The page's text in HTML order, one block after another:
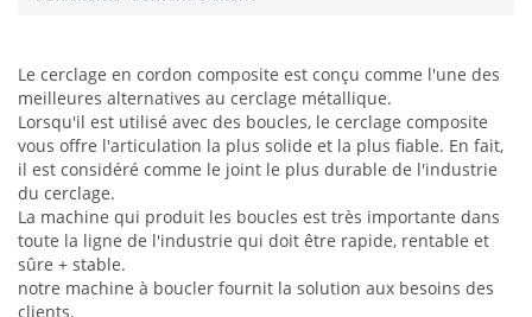
Le cerclage en cordon composite est conçu comme l'une des
meilleures alternatives au cerclage métallique.
Lorsqu'il est utilisé avec des boucles, le cerclage composite
vous offre l'articulation la plus solide et la plus fiable. En fait,
il est considéré comme le joint le plus durable de l'industrie
du cerclage.
La machine qui produit les boucles est très importante dans
toute la ligne de l'industrie qui doit être rapide, rentable et
sûre + stable.
notre machine à boucler fournit la solution aux besoins des
clients.